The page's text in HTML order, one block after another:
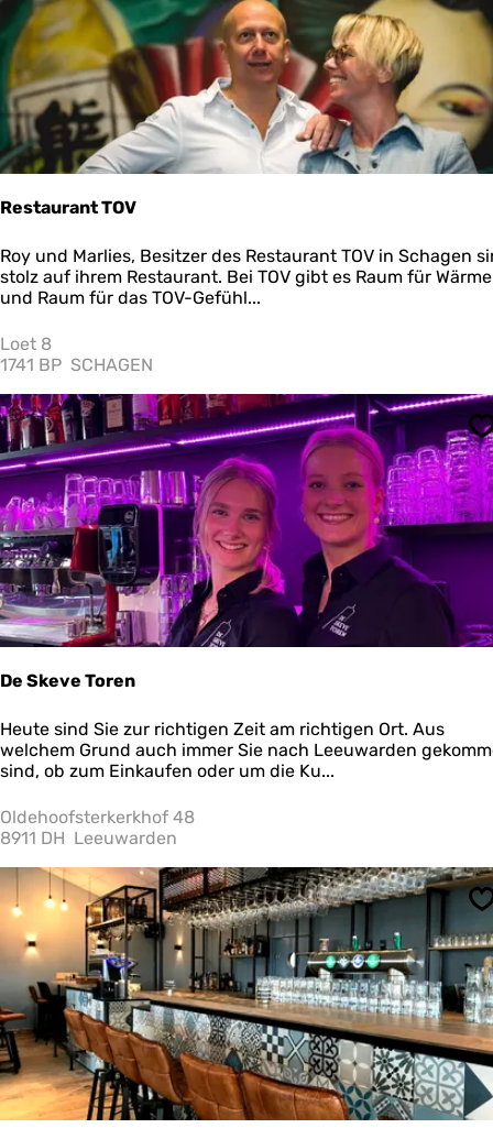
y
g
a
d
e
n
.
n
l
Restaurant TOV
R
e
s
a
u
a
n
T
O
V
Roy und Marlies, Besitzer des Restaurant TOV in Schagen
stolz auf ihrem Restaurant. Bei TOV gibt es Raum für Wärme
und Raum für das TOV-Gefühl...
Loet 8
1741 BP SCHAGEN
De Skeve Toren
D
e
S
e
v
T
o
e
n
Heute sind Sie zur richtigen Zeit am richtigen Ort. Aus
welchem Grund auch immer Sie nach Leeuwarden
sind, ob zum Einkaufen oder um die Ku...
Oldehoofsterkerkhof 48
8911 DH Leeuwarden